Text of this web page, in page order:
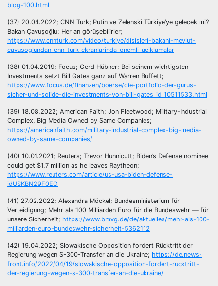
blog-100.html
(37) 20.04.2022; CNN Turk; Putin ve Zelenski Türkiye’ye gelecek mi?
Bakan Çavuşoğlu: Her an görüşebilirler;
https://www.cnnturk.com/video/turkiye/disisleri-bakani-mevlut-
cavusoglundan-cnn-turk-ekranlarinda-onemli-aciklamalar
(38) 01.04.2019; Focus; Gerd Hübner; Bei seinem wichtigsten
Investments setzt Bill Gates ganz auf Warren Buffett;
https://www.focus.de/finanzen/boerse/die-portfolio-der-gurus-
sicher-und-solide-die-investments-von-bill-gates_id_10511533.html
(39) 18.08.2022; American Faith; Jon Fleetwood; Military-Industrial
Complex, Big Media Owned by Same Companies;
https://americanfaith.com/military-industrial-complex-big-media-
owned-by-same-companies/
(40) 10.01.2021; Reuters; Trevor Hunnicutt; Biden’s Defense nominee
could get $1.7 million as he leaves Raytheon;
https://www.reuters.com/article/us-usa-biden-defense-
idUSKBN29F0EO
(41) 27.02.2022; Alexandra Möckel; Bundesministerium für
Verteidigung; Mehr als 100 Milliarden Euro für die Bundeswehr — für
unsere Sicherheit; https://www.bmvg.de/de/aktuelles/mehr-als-100-
milliarden-euro-bundeswehr-sicherheit-5362112
(42) 19.04.2022; Slowakische Opposition fordert Rücktritt der
Regierung wegen S-300-Transfer an die Ukraine; https://de.news-
front.info/2022/04/19/slowakische-opposition-fordert-rucktritt-
der-regierung-wegen-s-300-transfer-an-die-ukraine/